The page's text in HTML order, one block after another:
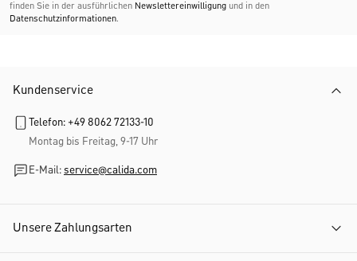
finden Sie in der ausführlichen Newslettereinwilligung und in den
Datenschutzinformationen.
Kundenservice
Telefon: +49 8062 72133-10
Montag bis Freitag, 9-17 Uhr
E-Mail: service@calida.com
Unsere Zahlungsarten